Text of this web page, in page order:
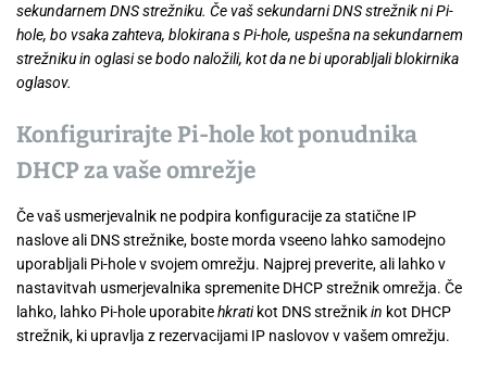
sekundarnem DNS strežniku. Če vaš sekundarni DNS strežnik ni Pi-
hole, bo vsaka zahteva, blokirana s Pi-hole, uspešna na sekundarnem
strežniku in oglasi se bodo naložili, kot da ne bi uporabljali blokirnika
oglasov.
Konfigurirajte Pi-hole kot ponudnika
DHCP za vaše omrežje
Če vaš usmerjevalnik ne podpira konfiguracije za statične IP
naslove ali DNS strežnike, boste morda vseeno lahko samodejno
uporabljali Pi-hole v svojem omrežju. Najprej preverite, ali lahko v
nastavitvah usmerjevalnika spremenite DHCP strežnik omrežja. Če
lahko, lahko Pi-hole uporabitehkratikot DNS strežnikin kot DHCP
strežnik, ki upravlja z rezervacijami IP naslovov v vašem omrežju.